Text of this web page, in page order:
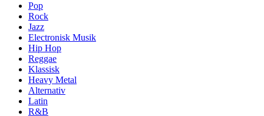
Pop
Rock
Jazz
Electronisk Musik
Hip Hop
Reggae
Klassisk
Heavy Metal
Alternativ
Latin
R&B